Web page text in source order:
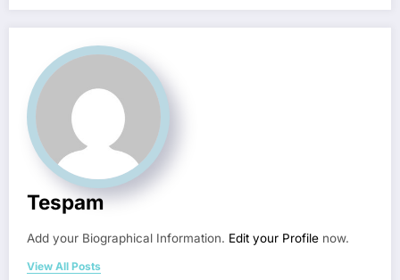
Tespam
Add your Biographical Information. Edit your Profile now.
View All Posts